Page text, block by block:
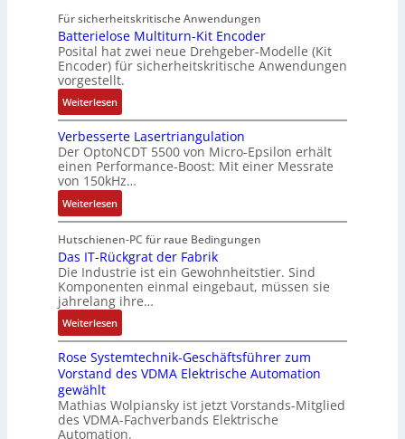
L
3
f
ü
r
s
i
c
h
e
r
e
E
n
t
w
i
c
k
l
u
n
g
o
b
o
t
k
,
3
M
i
l
l
i
o
n
e
n
A
r
b
e
i
t
s
k
r
ä
f
t
e
u
t
o
m
a
t
i
o
n
e
x
p
a
n
d
i
e
r
t
f
t
a
g
s
e
i
n
g
a
n
g
i
m
M
a
s
c
h
i
n
e
n
-
Für sicherheitskritische Anwendungen
Batterielose Multiturn-Kit Encoder
Posital hat zwei neue Drehgeber-Modelle (Kit
Encoder) für sicherheitskritische Anwendungen
vorgestellt.
Weiterlesen:
B
a
t
t
e
r
i
e
l
o
s
e
M
u
l
t
t
u
Verbesserte Lasertriangulation
Der OptoNCDT 5500 von Micro-Epsilon erhält
einen Performance-Boost: Mit einer Messrate
von 150kHz…
Weiterlesen:
V
e
r
b
e
s
s
e
r
t
L
a
Hutschienen-PC für raue Bedingungen
Das IT-Rückgrat der Fabrik
Die Industrie ist ein Gewohnheitstier. Sind
Komponenten einmal eingebaut, müssen sie
jahrelang ihre…
Weiterlesen:
D
a
s
T
-
Rose Systemtechnik-Geschäftsführer zum
Vorstand des VDMA Elektrische Automation
gewählt
Mathias Wolpiansky ist jetzt Vorstands-Mitglied
des VDMA-Fachverbands Elektrische
Automation.